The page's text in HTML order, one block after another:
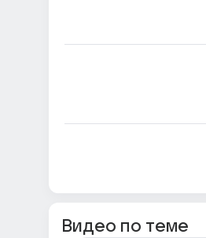
Видео по теме